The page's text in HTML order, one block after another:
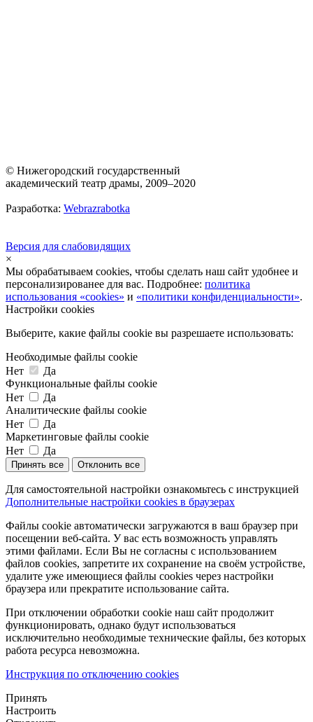
© Нижегородский государственный
академический театр драмы, 2009–2020
Разработка: Webrazrabotka
Версия для слабовидящих
×
Мы обрабатываем cookies, чтобы сделать наш сайт удобнее и
персонализированее для вас. Подробнее: политика
использования «cookies» и «политики конфиденциальности».
Настройки cookies
Выберите, какие файлы cookie вы разрешаете использовать:
Необходимые файлы cookie
Нет
Да
Функциональные файлы cookie
Нет
Да
Аналитические файлы cookie
Нет
Да
Маркетинговые файлы cookie
Нет
Да
Принять все Отклонить все
Для самостоятельной настройки ознакомьтесь с инструкцией
Дополнительные настройки cookies в браузерах
Файлы cookie автоматически загружаются в ваш браузер при
посещении веб-сайта. У вас есть возможность управлять
этими файлами. Если Вы не согласны с использованием
файлов cookies, запретите их сохранение на своём устройстве,
удалите уже имеющиеся файлы cookies через настройки
браузера или прекратите использование сайта.
При отключении обработки cookie наш сайт продолжит
функционировать, однако будут использоваться
исключительно необходимые технические файлы, без которых
работа ресурса невозможна.
Инструкция по отключению cookies
Принять
Настроить